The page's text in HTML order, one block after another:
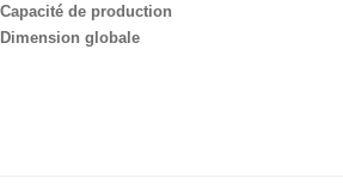
Capacité de production
Dimension globale